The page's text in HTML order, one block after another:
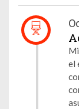
el